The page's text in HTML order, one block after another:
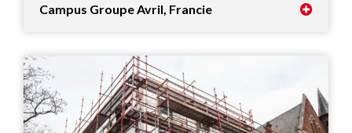
Campus Groupe Avril, Francie